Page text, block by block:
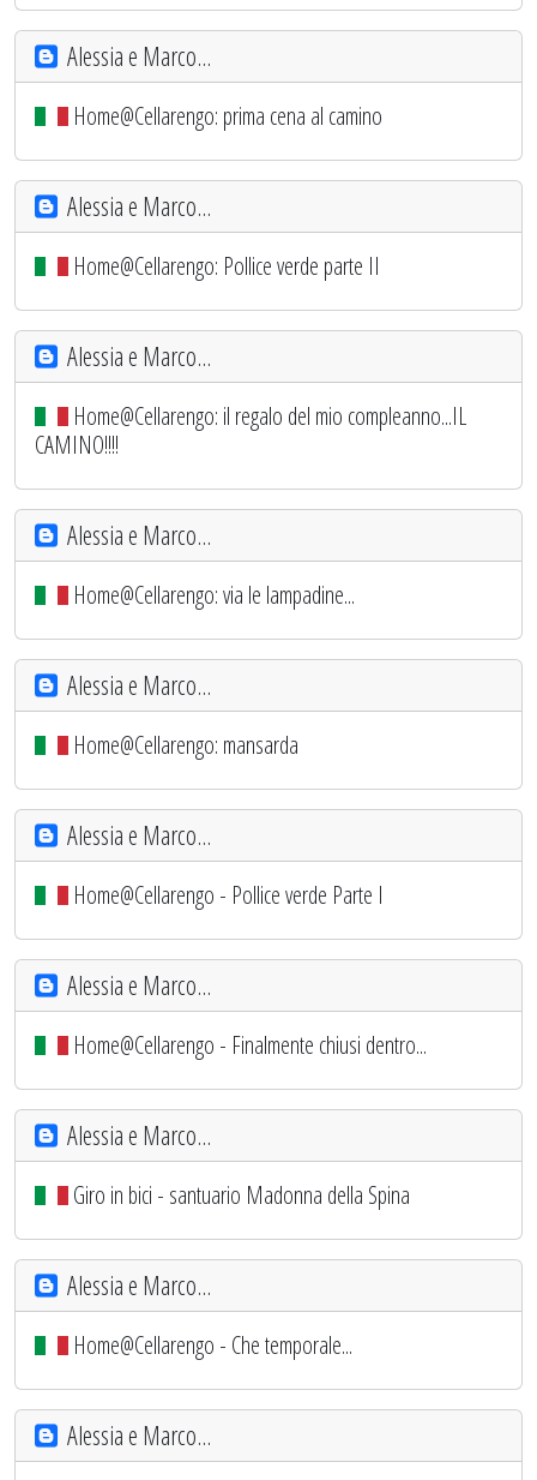
Alessia e Marco...
Home@Cellarengo: prima cena al camino
Alessia e Marco...
Home@Cellarengo: Pollice verde parte II
Alessia e Marco...
Home@Cellarengo: il regalo del mio compleanno...IL
CAMINO!!!!
Alessia e Marco...
Home@Cellarengo: via le lampadine...
Alessia e Marco...
Home@Cellarengo: mansarda
Alessia e Marco...
Home@Cellarengo - Pollice verde Parte I
Alessia e Marco...
Home@Cellarengo - Finalmente chiusi dentro...
Alessia e Marco...
Giro in bici - santuario Madonna della Spina
Alessia e Marco...
Home@Cellarengo - Che temporale...
Alessia e Marco...